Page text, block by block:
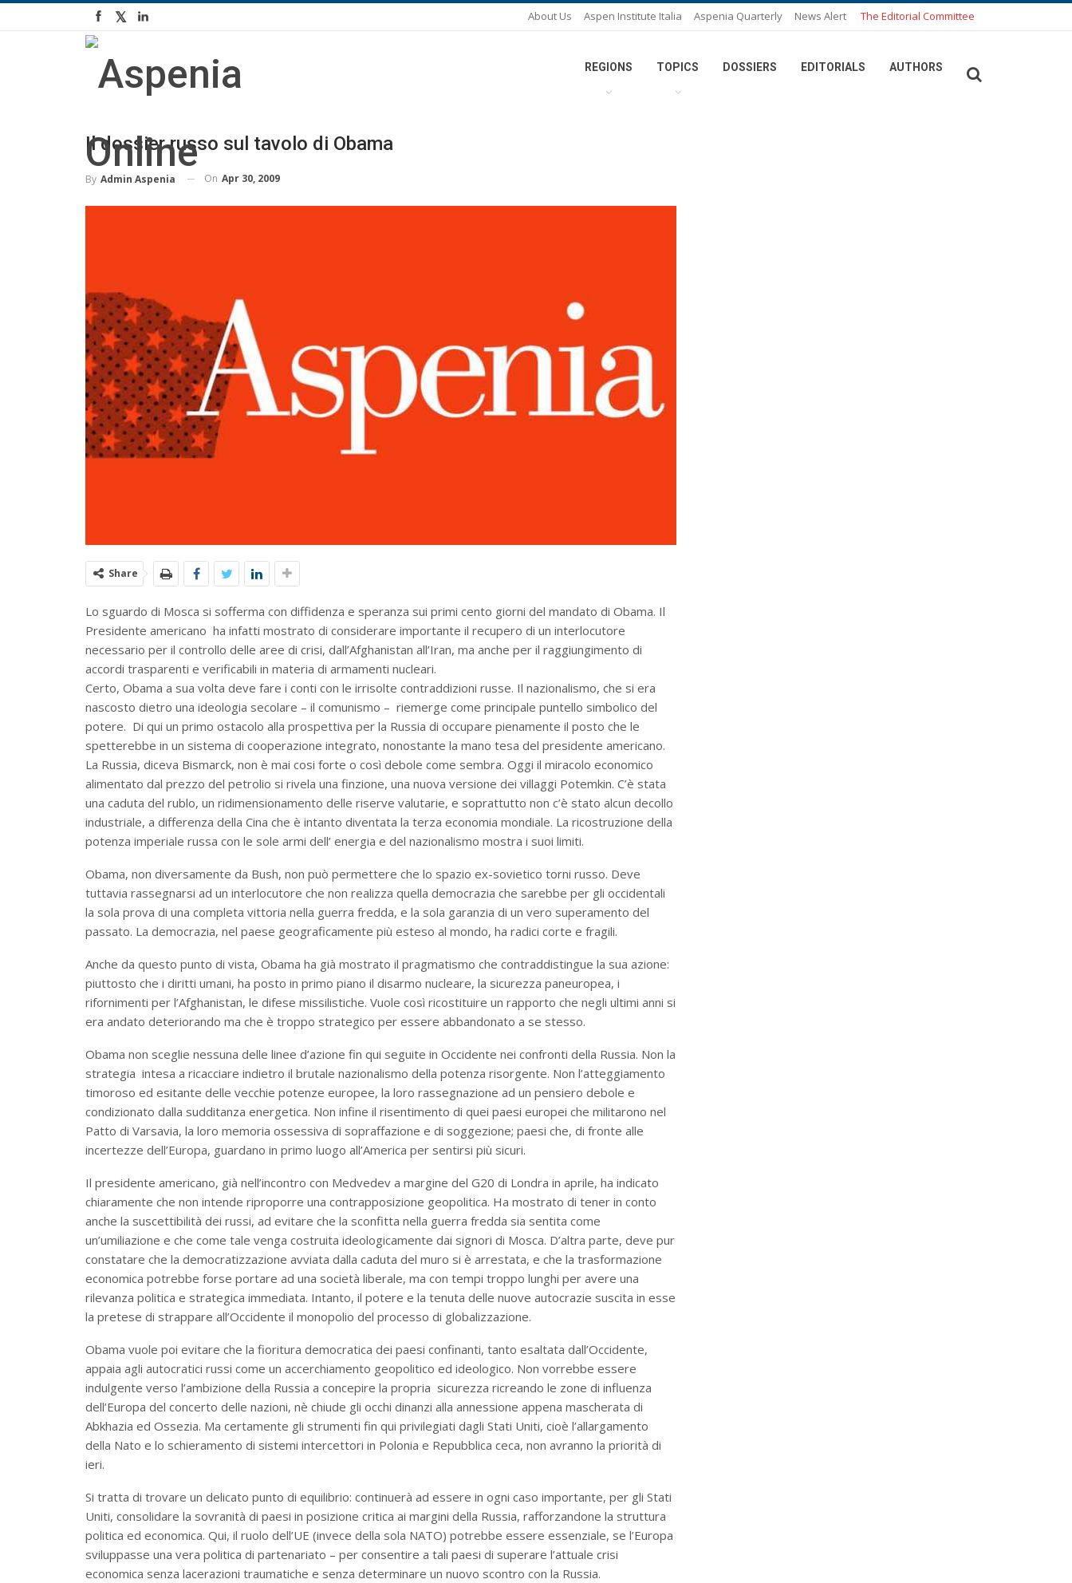
About Us Aspen Institute Italia Aspenia Quarterly News Alert The Editorial Committee
REGIONS TOPICS DOSSIERS EDITORIALS AUTHORS
Il dossier russo sul tavolo di Obama
By Admin Aspenia On Apr 30, 2009
Share
Lo sguardo di Mosca si sofferma con diffidenza e speranza sui primi cento giorni del mandato di Obama. Il
Presidente americano ha infatti mostrato di considerare importante il recupero di un interlocutore
necessario per il controllo delle aree di crisi, dall’Afghanistan all’Iran, ma anche per il raggiungimento di
accordi trasparenti e verificabili in materia di armamenti nucleari.
Certo, Obama a sua volta deve fare i conti con le irrisolte contraddizioni russe. Il nazionalismo, che si era
nascosto dietro una ideologia secolare – il comunismo – riemerge come principale puntello simbolico del
potere. Di qui un primo ostacolo alla prospettiva per la Russia di occupare pienamente il posto che le
spetterebbe in un sistema di cooperazione integrato, nonostante la mano tesa del presidente americano.
La Russia, diceva Bismarck, non è mai cosi forte o così debole come sembra. Oggi il miracolo economico
alimentato dal prezzo del petrolio si rivela una finzione, una nuova versione dei villaggi Potemkin. C’è stata
una caduta del rublo, un ridimensionamento delle riserve valutarie, e soprattutto non c’è stato alcun decollo
industriale, a differenza della Cina che è intanto diventata la terza economia mondiale. La ricostruzione della
potenza imperiale russa con le sole armi dell’ energia e del nazionalismo mostra i suoi limiti.
Obama, non diversamente da Bush, non può permettere che lo spazio ex-sovietico torni russo. Deve
tuttavia rassegnarsi ad un interlocutore che non realizza quella democrazia che sarebbe per gli occidentali
la sola prova di una completa vittoria nella guerra fredda, e la sola garanzia di un vero superamento del
passato. La democrazia, nel paese geograficamente più esteso al mondo, ha radici corte e fragili.
Anche da questo punto di vista, Obama ha già mostrato il pragmatismo che contraddistingue la sua azione:
piuttosto che i diritti umani, ha posto in primo piano il disarmo nucleare, la sicurezza paneuropea, i
rifornimenti per l’Afghanistan, le difese missilistiche. Vuole così ricostituire un rapporto che negli ultimi anni si
era andato deteriorando ma che è troppo strategico per essere abbandonato a se stesso.
Obama non sceglie nessuna delle linee d’azione fin qui seguite in Occidente nei confronti della Russia. Non la
strategia intesa a ricacciare indietro il brutale nazionalismo della potenza risorgente. Non l’atteggiamento
timoroso ed esitante delle vecchie potenze europee, la loro rassegnazione ad un pensiero debole e
condizionato dalla sudditanza energetica. Non infine il risentimento di quei paesi europei che militarono nel
Patto di Varsavia, la loro memoria ossessiva di sopraffazione e di soggezione; paesi che, di fronte alle
incertezze dell’Europa, guardano in primo luogo all’America per sentirsi più sicuri.
Il presidente americano, già nell’incontro con Medvedev a margine del G20 di Londra in aprile, ha indicato
chiaramente che non intende riproporre una contrapposizione geopolitica. Ha mostrato di tener in conto
anche la suscettibilità dei russi, ad evitare che la sconfitta nella guerra fredda sia sentita come
un’umiliazione e che come tale venga costruita ideologicamente dai signori di Mosca. D’altra parte, deve pur
constatare che la democratizzazione avviata dalla caduta del muro si è arrestata, e che la trasformazione
economica potrebbe forse portare ad una società liberale, ma con tempi troppo lunghi per avere una
rilevanza politica e strategica immediata. Intanto, il potere e la tenuta delle nuove autocrazie suscita in esse
la pretese di strappare all’Occidente il monopolio del processo di globalizzazione.
Obama vuole poi evitare che la fioritura democratica dei paesi confinanti, tanto esaltata dall’Occidente,
appaia agli autocratici russi come un accerchiamento geopolitico ed ideologico. Non vorrebbe essere
indulgente verso l’ambizione della Russia a concepire la propria sicurezza ricreando le zone di influenza
dell’Europa del concerto delle nazioni, nè chiude gli occhi dinanzi alla annessione appena mascherata di
Abkhazia ed Ossezia. Ma certamente gli strumenti fin qui privilegiati dagli Stati Uniti, cioè l’allargamento
della Nato e lo schieramento di sistemi intercettori in Polonia e Repubblica ceca, non avranno la priorità di
ieri.
Si tratta di trovare un delicato punto di equilibrio: continuerà ad essere in ogni caso importante, per gli Stati
Uniti, consolidare la sovranità di paesi in posizione critica ai margini della Russia, rafforzandone la struttura
politica ed economica. Qui, il ruolo dell’UE (invece della sola NATO) potrebbe essere essenziale, se l’Europa
sviluppasse una vera politica di partenariato – per consentire a tali paesi di superare l’attuale crisi
economica senza lacerazioni traumatiche e senza determinare un nuovo scontro con la Russia.